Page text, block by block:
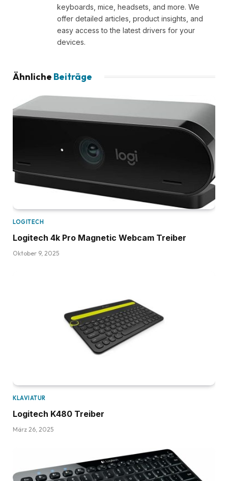
keyboards, mice, headsets, and more. We
offer detailed articles, product insights, and
easy access to the latest drivers for your
devices.
Ähnliche Beiträge
LOGITECH
Logitech 4k Pro Magnetic Webcam Treiber
Oktober 9, 2025
KLAVIATUR
Logitech K480 Treiber
März 26, 2025